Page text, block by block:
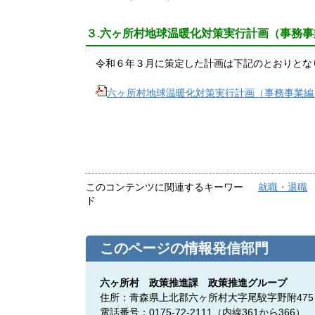
３.六ヶ所村地球温暖化対策実行計画（事務事
令和６年３月に策定した計画は下記のとおりとな
六ヶ所村地球温暖化対策実行計画（事務事業編
このコンテンツに関連するキーワー
ド
就職・退職
このページの情報発信部門
六ヶ所村 政策推進課 政策推進グループ
住所：青森県上北郡六ヶ所村大字尾駮字野附475
電話番号：0175-72-2111
（内線361から366）